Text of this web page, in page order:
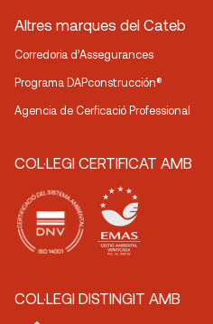
Altres marques del Cateb
Corredoria d’Assegurances
Programa DAPconstrucción®
Agencia de Cerficació Professional
COL·LEGI CERTIFICAT AMB
COL·LEGI DISTINGIT AMB